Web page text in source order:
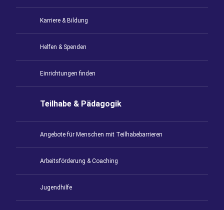
Karriere & Bildung
Helfen & Spenden
Einrichtungen finden
Teilhabe & Pädagogik
Angebote für Menschen mit Teilhabebarrieren
Arbeitsförderung & Coaching
Jugendhilfe